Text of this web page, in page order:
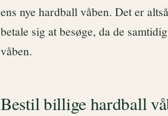
ens nye hardball våben. Det er
betale sig at besøge, da de
våben.
Bestil billige hardball